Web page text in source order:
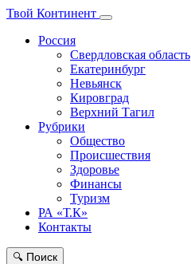
Твой Континент
Россия
Свердловская область
Екатеринбург
Невьянск
Кировград
Верхний Тагил
Рубрики
Общество
Происшествия
Здоровье
Финансы
Туризм
РА «Т.К»
Контакты
🔍 Поиск